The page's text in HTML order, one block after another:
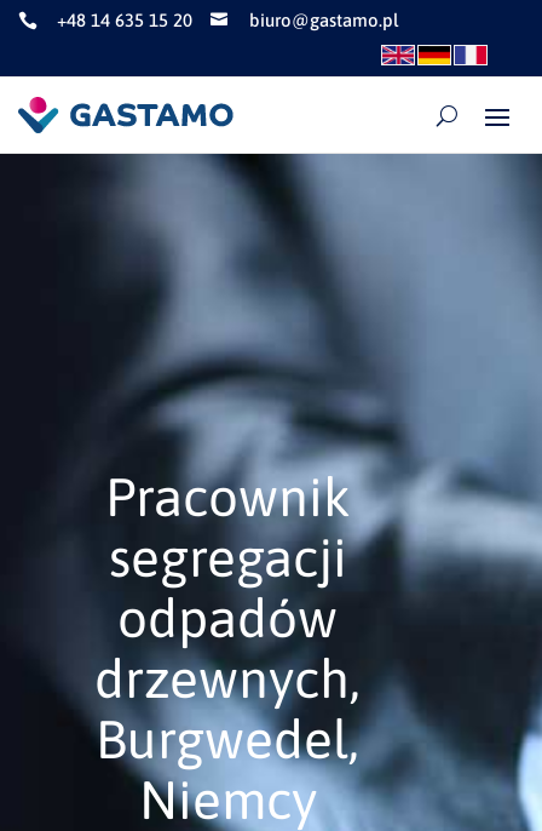
 +48 14 635 15 20  biuro@gastamo.pl
Pracownik
segregacji
odpadów
drzewnych,
Burgwedel,
Niemcy